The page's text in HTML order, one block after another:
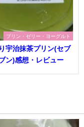
プリン・ゼリー・ヨーグルト
宇治抹茶プリン(セブ
ン)感想・レビュー